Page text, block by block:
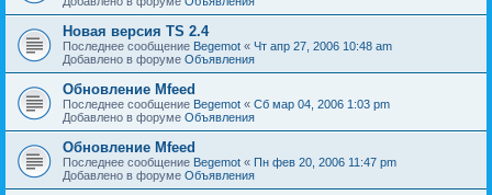
Новая версия TS 2.4
Последнее сообщение Begemot « Чт апр 27, 2006 10:48 am
Добавлено в форуме Объявления
Обновление Mfeed
Последнее сообщение Begemot « Сб мар 04, 2006 1:03 pm
Добавлено в форуме Объявления
Обновление Mfeed
Последнее сообщение Begemot « Пн фев 20, 2006 11:47 pm
Добавлено в форуме Объявления